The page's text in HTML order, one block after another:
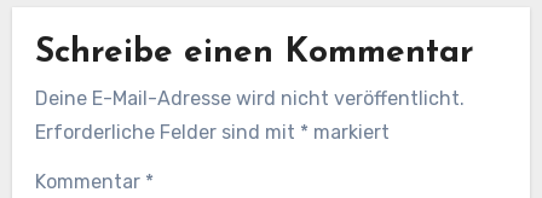
Schreibe einen Kommentar
Deine E-Mail-Adresse wird nicht veröffentlicht.
Erforderliche Felder sind mit * markiert
Kommentar *